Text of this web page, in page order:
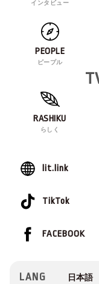
インタビュー
PEOPLE
ピープル
RASHIKU
らしく
lit.link
TikTok
FACEBOOK
LANG